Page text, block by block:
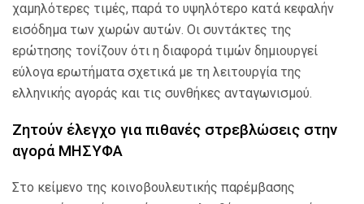
χαμηλότερες τιμές, παρά το υψηλότερο κατά κεφαλήν
εισόδημα των χωρών αυτών. Οι συντάκτες της
ερώτησης τονίζουν ότι η διαφορά τιμών δημιουργεί
εύλογα ερωτήματα σχετικά με τη λειτουργία της
ελληνικής αγοράς και τις συνθήκες ανταγωνισμού.
Ζητούν έλεγχο για πιθανές στρεβλώσεις στην
αγορά ΜΗΣΥΦΑ
Στο κείμενο της κοινοβουλευτικής παρέμβασης